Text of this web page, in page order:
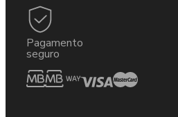
Pagamento
seguro